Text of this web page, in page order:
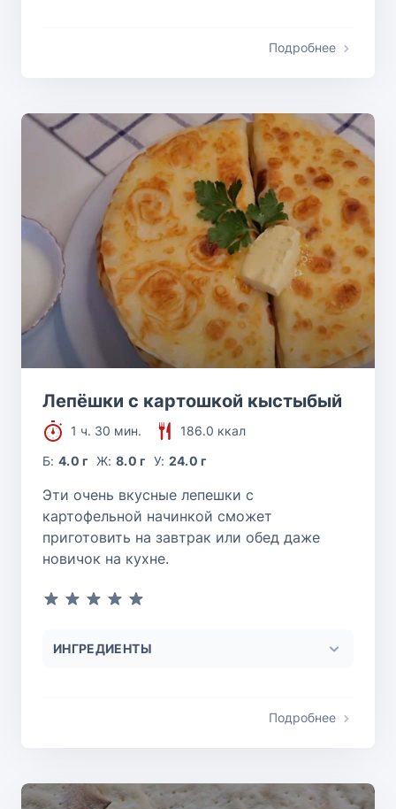
Подробнее
Лепёшки с картошкой кыстыбый
1 ч. 30 мин.
186.0 ккал
Б:4.0 г Ж: 8.0 г У: 24.0 г
Эти очень вкусные лепешки с
картофельной начинкой сможет
приготовить на завтрак или обед даже
новичок на кухне.
ИНГРЕДИЕНТЫ
Подробнее